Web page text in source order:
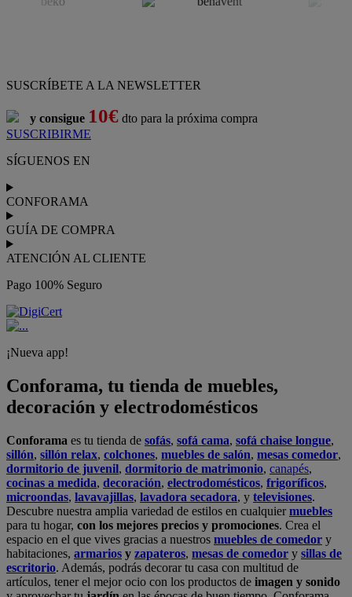
SUSCRÍBETE A LA NEWSLETTER
y consigue 10€ dto para la próxima compra
SUSCRIBIRME
SÍGUENOS EN
CONFORAMA
GUÍA DE COMPRA
ATENCIÓN AL CLIENTE
Pago 100% Seguro
¡Nueva app!
Conforama, tu tienda de muebles,
decoración y electrodomésticos
Conforama es tu tienda de sofás, sofá cama, sofá chaise longue,
sillón, sillón relax, colchones, muebles de salón, mesas comedor,
dormitorio de juvenil, dormitorio de matrimonio, canapés,
cocinas a medida, decoración, electrodomésticos, frigoríficos,
microondas, lavavajillas, lavadora secadora, y televisiones.
Descubre nuestra amplia variedad de estilos en cualquiermuebles
para tu hogar, con los mejores precios y promociones. Crea el
espacio en el que vives gracias a nuestros muebles de comedor y
habitaciones, armarios y zapateros, mesas de comedor y sillas de
escritorio. Además, podrás decorar tu casa con multitud de
artículos, tener el mejor ocio con los productos de imagen y sonido